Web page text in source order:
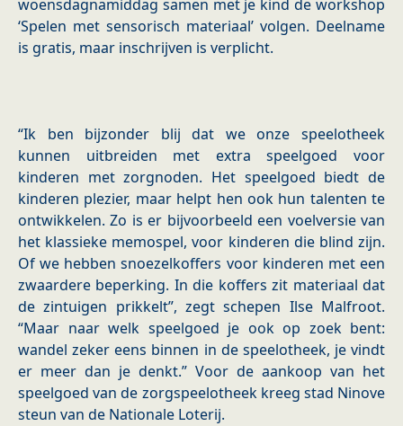
woensdagnamiddag samen met je kind de workshop
‘Spelen met sensorisch materiaal’ volgen. Deelname
is gratis, maar inschrijven is verplicht.
“Ik ben bijzonder blij dat we onze speelotheek
kunnen uitbreiden met extra speelgoed voor
kinderen met zorgnoden. Het speelgoed biedt de
kinderen plezier, maar helpt hen ook hun talenten te
ontwikkelen. Zo is er bijvoorbeeld een voelversie van
het klassieke memospel, voor kinderen die blind zijn.
Of we hebben snoezelkoffers voor kinderen met een
zwaardere beperking. In die koffers zit materiaal dat
de zintuigen prikkelt”, zegt schepen Ilse Malfroot.
“Maar naar welk speelgoed je ook op zoek bent:
wandel zeker eens binnen in de speelotheek, je vindt
er meer dan je denkt.” Voor de aankoop van het
speelgoed van de zorgspeelotheek kreeg stad Ninove
steun van de Nationale Loterij.